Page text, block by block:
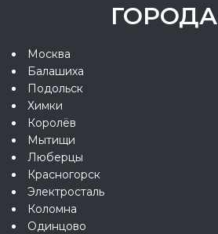
ГОРОДА
Москва
Балашиха
Подольск
Химки
Королёв
Мытищи
Люберцы
Красногорск
Электросталь
Коломна
Одинцово